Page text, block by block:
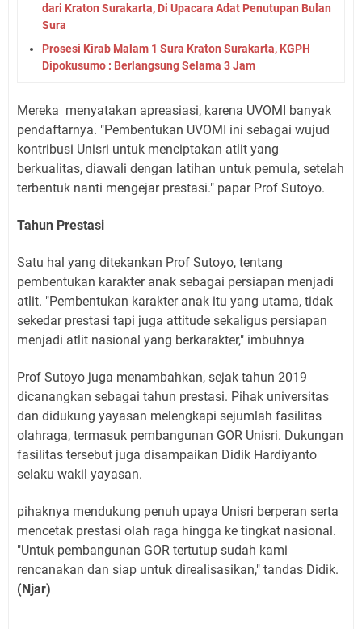
dari Kraton Surakarta, Di Upacara Adat Penutupan Bulan
Sura
Prosesi Kirab Malam 1 Sura Kraton Surakarta, KGPH
Dipokusumo : Berlangsung Selama 3 Jam
Mereka menyatakan apreasiasi, karena UVOMI banyak
pendaftarnya. "Pembentukan UVOMI ini sebagai wujud
kontribusi Unisri untuk menciptakan atlit yang
berkualitas, diawali dengan latihan untuk pemula, setelah
terbentuk nanti mengejar prestasi." papar Prof Sutoyo.
Tahun Prestasi
Satu hal yang ditekankan Prof Sutoyo, tentang
pembentukan karakter anak sebagai persiapan menjadi
atlit. "Pembentukan karakter anak itu yang utama, tidak
sekedar prestasi tapi juga attitude sekaligus persiapan
menjadi atlit nasional yang berkarakter," imbuhnya
Prof Sutoyo juga menambahkan, sejak tahun 2019
dicanangkan sebagai tahun prestasi. Pihak universitas
dan didukung yayasan melengkapi sejumlah fasilitas
olahraga, termasuk pembangunan GOR Unisri. Dukungan
fasilitas tersebut juga disampaikan Didik Hardiyanto
selaku wakil yayasan.
pihaknya mendukung penuh upaya Unisri berperan serta
mencetak prestasi olah raga hingga ke tingkat nasional.
"Untuk pembangunan GOR tertutup sudah kami
rencanakan dan siap untuk direalisasikan," tandas Didik.
(Njar)